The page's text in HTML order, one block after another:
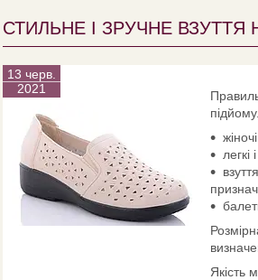
СТИЛЬНЕ І ЗРУЧНЕ
13 черв.
2021
Якість